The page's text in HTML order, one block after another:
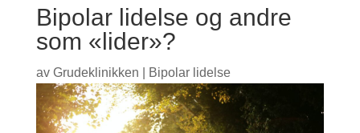
Bipolar lidelse og andre
som «lider»?
av Grudeklinikken Bipolar lidelse